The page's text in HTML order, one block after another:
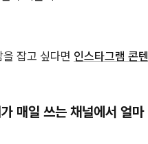
잡고 싶다면 인스타그램 콘텐
매일 쓰는 채널에서 얼마